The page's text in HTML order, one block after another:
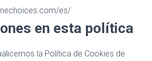
es/
en esta política
la Política de Cookies de